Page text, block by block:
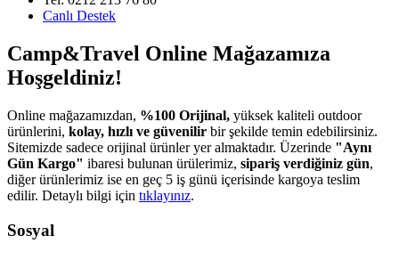
Canlı Destek
Camp&Travel Online Mağazamıza
Hoşgeldiniz!
Online mağazamızdan, %100 Orijinal, yüksek kaliteli outdoor
ürünlerini, kolay, hızlı ve güvenilir bir şekilde temin edebilirsiniz.
Sitemizde sadece orijinal ürünler yer almaktadır. Üzerinde "Aynı
Gün Kargo" ibaresi bulunan ürülerimiz, sipariş verdiğiniz gün,
diğer ürünlerimiz ise en geç 5 iş günü içerisinde kargoya teslim
edilir. Detaylı bilgi için tıklayınız.
Sosyal